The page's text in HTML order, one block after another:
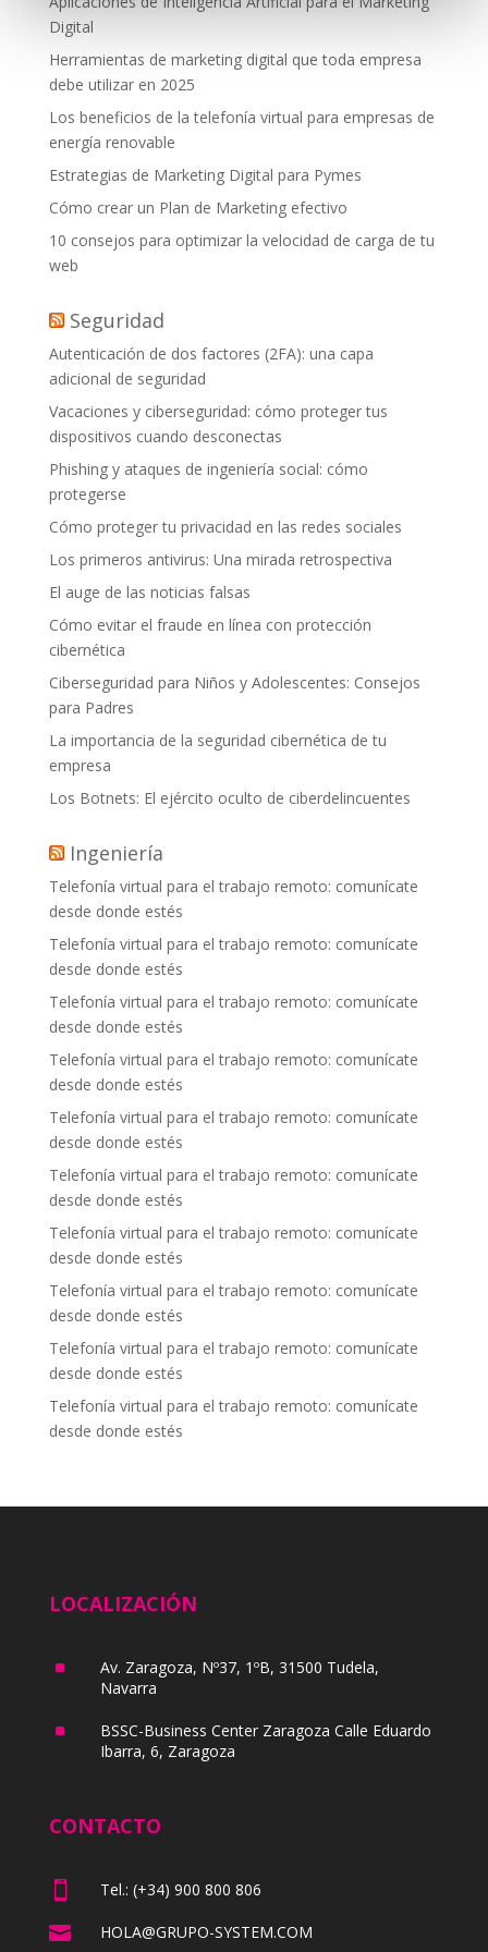
Digital
Herramientas de marketing digital que toda empresa
debe utilizar en 2025
Los beneficios de la telefonía virtual para empresas de
energía renovable
Estrategias de Marketing Digital para Pymes
Cómo crear un Plan de Marketing efectivo
10 consejos para optimizar la velocidad de carga de tu
web
Seguridad
Autenticación de dos factores (2FA): una capa
adicional de seguridad
Vacaciones y ciberseguridad: cómo proteger tus
dispositivos cuando desconectas
Phishing y ataques de ingeniería social: cómo
protegerse
Cómo proteger tu privacidad en las redes sociales
Los primeros antivirus: Una mirada retrospectiva
El auge de las noticias falsas
Cómo evitar el fraude en línea con protección
cibernética
Ciberseguridad para Niños y Adolescentes: Consejos
para Padres
La importancia de la seguridad cibernética de tu
empresa
Los Botnets: El ejército oculto de ciberdelincuentes
Ingeniería
Telefonía virtual para el trabajo remoto: comunícate
desde donde estés
Telefonía virtual para el trabajo remoto: comunícate
desde donde estés
Telefonía virtual para el trabajo remoto: comunícate
desde donde estés
Telefonía virtual para el trabajo remoto: comunícate
desde donde estés
Telefonía virtual para el trabajo remoto: comunícate
desde donde estés
Telefonía virtual para el trabajo remoto: comunícate
desde donde estés
Telefonía virtual para el trabajo remoto: comunícate
desde donde estés
Telefonía virtual para el trabajo remoto: comunícate
desde donde estés
Telefonía virtual para el trabajo remoto: comunícate
desde donde estés
Telefonía virtual para el trabajo remoto: comunícate
desde donde estés
LOCALIZACIÓN
^
Av. Zaragoza, Nº37, 1ºB, 31500 Tudela,
Navarra
^
BSSC-Business Center Zaragoza Calle Eduardo
Ibarra, 6, Zaragoza
CONTACTO
 Tel.: (+34) 900 800 806
 HOLA@GRUPO-SYSTEM.COM